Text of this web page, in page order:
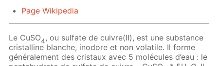
Page Wikipedia
Le CuSO4, ou sulfate de cuivre(II), est une substance
cristalline blanche, inodore et non volatile. Il forme
généralement des cristaux avec 5 molécules d’eau : le